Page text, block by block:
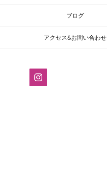
ブログ
アクセス&お問い合わせ
Instagram